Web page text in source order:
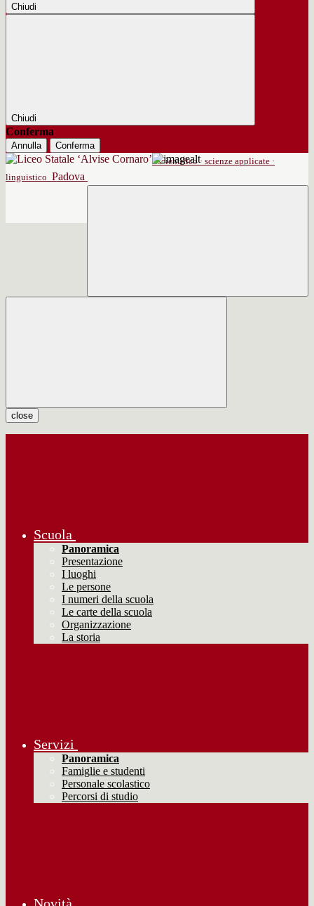
Chiudi
Chiudi
Conferma
Annulla
Conferma
scientifico · scienze applicate ·
linguistico Padova
close
Scuola
Panoramica
Presentazione
I luoghi
Le persone
I numeri della scuola
Le carte della scuola
Organizzazione
La storia
Servizi
Panoramica
Famiglie e studenti
Personale scolastico
Percorsi di studio